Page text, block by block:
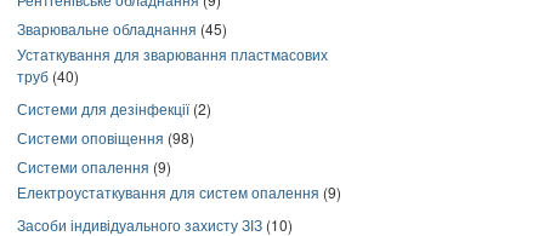
Зварювальне обладнання (45)
Устаткування для зварювання пластмасових
труб (40)
Системи для дезінфекції(2)
Системи оповіщення (98)
Системи опалення (9)
Електроустаткування для систем опалення (9)
Засоби індивідуального захисту ЗІЗ (10)